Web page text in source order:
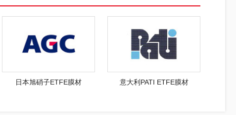
日本旭硝子ETFE膜材 意大利PATI ETFE膜材